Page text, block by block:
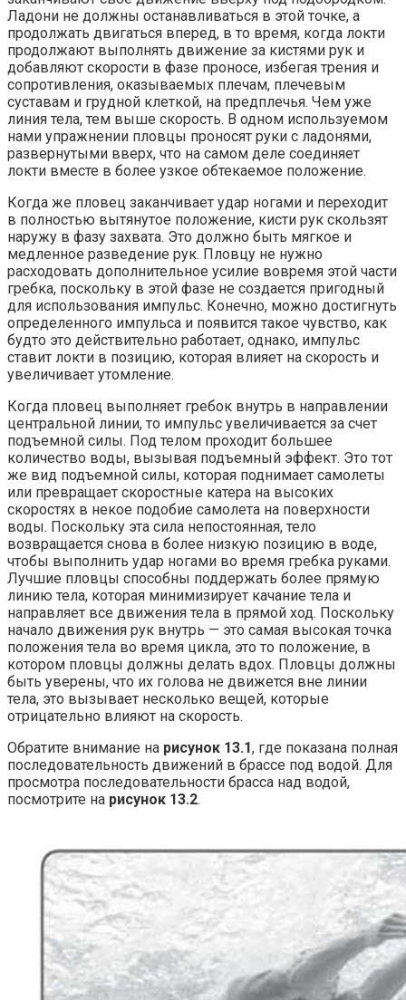
Ладони не должны останавливаться в этой точке, а
продолжать двигаться вперед, в то время, когда локти
продолжают выполнять движение за кистями рук и
добавляют скорости в фазе проносе, избегая трения и
сопротивления, оказываемых плечам, плечевым
суставам и грудной клеткой, на предплечья. Чем уже
линия тела, тем выше скорость. В одном используемом
нами упражнении пловцы проносят руки с ладонями,
развернутыми вверх, что на самом деле соединяет
локти вместе в более узкое обтекаемое положение.
Когда же пловец заканчивает удар ногами и переходит
в полностью вытянутое положение, кисти рук скользят
наружу в фазу захвата. Это должно быть мягкое и
медленное разведение рук. Пловцу не нужно
расходовать дополнительное усилие вовремя этой части
гребка, поскольку в этой фазе не создается пригодный
для использования импульс. Конечно, можно достигнуть
определенного импульса и появится такое чувство, как
будто это действительно работает, однако, импульс
ставит локти в позицию, которая влияет на скорость и
увеличивает утомление.
Когда пловец выполняет гребок внутрь в направлении
центральной линии, то импульс увеличивается за счет
подъемной силы. Под телом проходит большее
количество воды, вызывая подъемный эффект. Это тот
же вид подъемной силы, которая поднимает самолеты
или превращает скоростные катера на высоких
скоростях в некое подобие самолета на поверхности
воды. Поскольку эта сила непостоянная, тело
возвращается снова в более низкую позицию в воде,
чтобы выполнить удар ногами во время гребка руками.
Лучшие пловцы способны поддержать более прямую
линию тела, которая минимизирует качание тела и
направляет все движения тела в прямой ход. Поскольку
начало движения рук внутрь — это самая высокая точка
положения тела во время цикла, это то положение, в
котором пловцы должны делать вдох. Пловцы должны
быть уверены, что их голова не движется вне линии
тела, это вызывает несколько вещей, которые
отрицательно влияют на скорость.
Обратите внимание на рисунок 13.1, где показана полная
последовательность движений в брассе под водой. Для
просмотра последовательности брасса над водой,
посмотрите на рисунок 13.2.